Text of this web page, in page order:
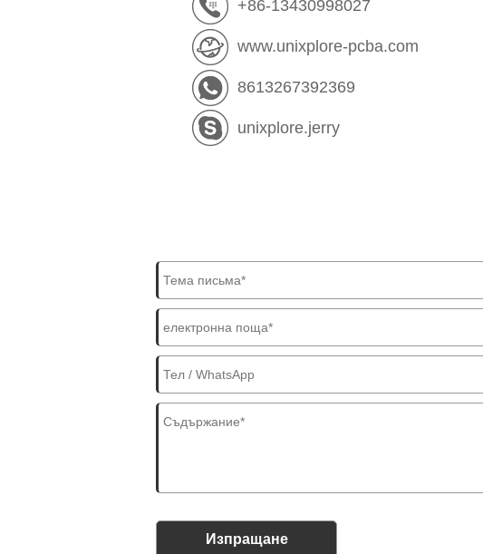
+86-13430998027
www.unixplore-pcba.com
8613267392369
unixplore.jerry
Изпращане